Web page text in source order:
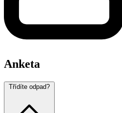
Anketa
Třídíte odpad?